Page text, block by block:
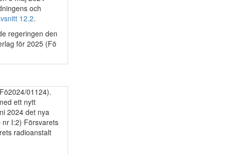
och
12.2.
regeringen den
för 2025 (Fö
01124).
ett nytt
2024 det nya
I:2) Försvarets
radioanstalt